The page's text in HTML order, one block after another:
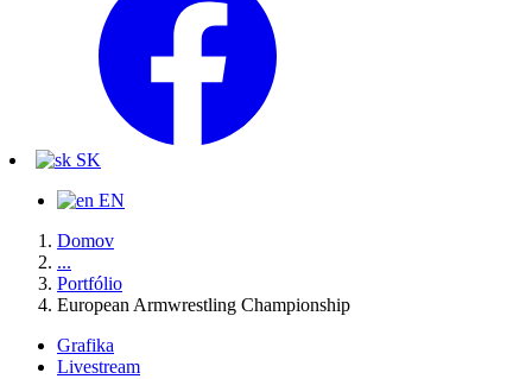
SK
EN
Domov
...
Portfólio
European Armwrestling Championship
Grafika
Livestream